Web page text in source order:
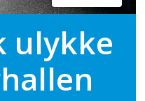
ulykke